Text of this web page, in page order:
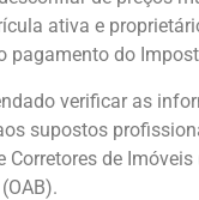
ativa e
pagamento do
verificar as
supostos
Corretores de